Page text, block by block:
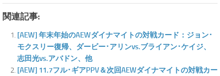
関連記事:
[AEW] 年末年始のAEWダイナマイトの対戦カード：ジョン･
モクスリー復帰、ダービー･アリンvs.ブライアン･ケイジ、
志田光vs.アバドン、他
[AEW] 11.7フル･ギアPPV＆次回AEWダイナマイトの対戦カー